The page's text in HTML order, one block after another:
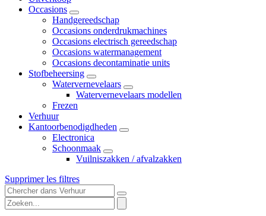
Occasions
Handgereedschap
Occasions onderdrukmachines
Occasions electrisch gereedschap
Occasions watermanagement
Occasions decontaminatie units
Stofbeheersing
Watervernevelaars
Watervernevelaars modellen
Frezen
Verhuur
Kantoorbenodigdheden
Electronica
Schoonmaak
Vuilniszakken / afvalzakken
Supprimer les filtres